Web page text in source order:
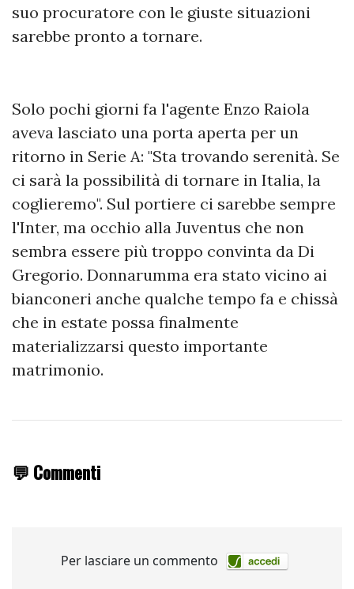
suo procuratore con le giuste situazioni
sarebbe pronto a tornare.
Solo pochi giorni fa l'agente Enzo Raiola
aveva lasciato una porta aperta per un
ritorno in Serie A: "Sta trovando serenità. Se
ci sarà la possibilità di tornare in Italia, la
coglieremo". Sul portiere ci sarebbe sempre
l'Inter, ma occhio alla Juventus che non
sembra essere più troppo convinta da Di
Gregorio. Donnarumma era stato vicino ai
bianconeri anche qualche tempo fa e chissà
che in estate possa finalmente
materializzarsi questo importante
matrimonio.
💬 Commenti